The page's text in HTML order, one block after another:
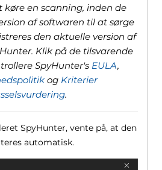
køre en scanning, inden de
af softwaren til at sørge
den aktuelle version af
Klik på de tilsvarende
SpyHunter's EULA,
og Kriterier
.
SpyHunter, vente på, at den
automatisk.